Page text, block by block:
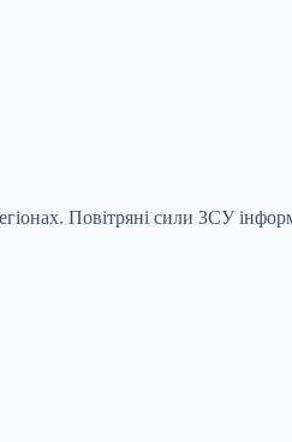
Повітряні сили ЗСУ